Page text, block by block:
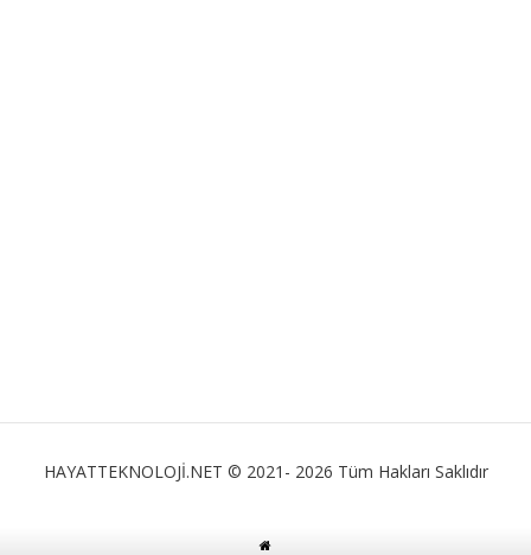
HAYATTEKNOLOJİ.NET © 2021- 2026 Tüm Hakları Saklıdır